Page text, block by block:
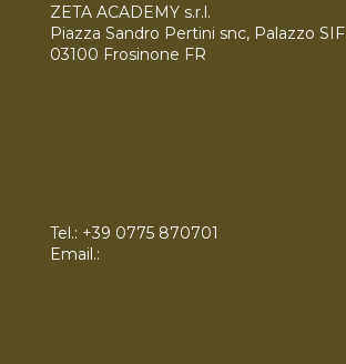
ZETA ACADEMY s.r.l.
Piazza Sandro Pertini snc, Palazzo SIF
03100 Frosinone FR
Tel.: +39 0775 870701
Email.: